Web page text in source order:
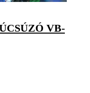
VB-